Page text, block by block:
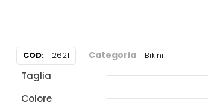
COD: 2621 Categoria Bikini
Taglia
Colore